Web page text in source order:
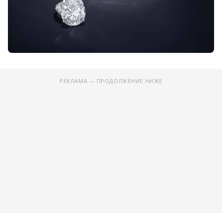
РЕКЛАМА — ПРОДОЛЖЕНИЕ НИЖЕ